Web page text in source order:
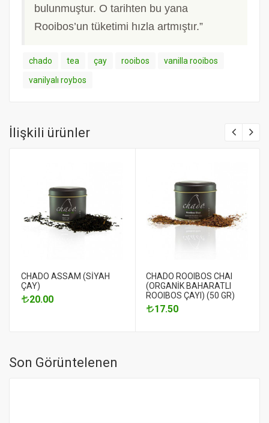
bulunmuştur. O tarihten bu yana
Rooibos’un tüketimi hızla artmıştır.”
chado tea çay rooibos
vanilla rooibos
vanilyalı roybos
İlişkili ürünler
CHADO ASSAM (SİYAH
ÇAY)
20.00
CHADO ROOIBOS CHAI
(ORGANİK BAHARATLI
ROOIBOS ÇAYI) (50 GR)
17.50
Son Görüntelenen